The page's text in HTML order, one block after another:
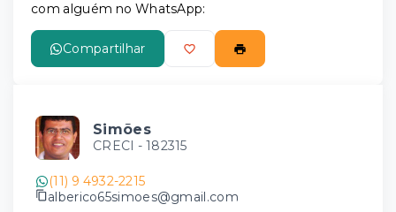
com alguém no WhatsApp:
Compartilhar
Simões
CRECI - 182315
(11) 9 4932-2215
alberico65simoes@gmail.com